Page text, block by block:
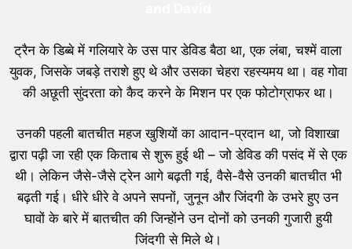
ट्रैन के डिब्बे में गलियारे के उस पार डेविड बैठा था, एक लंबा, चश्में वाला
युवक, जिसके जबड़े तराशे हुए थे और उसका चेहरा रहस्यमय था। वह गोवा
की अछूती सुंदरता को कैद करने के मिशन पर एक फोटोग्राफर था।
उनकी पहली बातचीत महज खुशियों का आदान-प्रदान था, जो विशाखा
द्वारा पढ़ी जा रही एक किताब से शुरू हुई थी – जो डेविड की पसंद में से एक
थी। लेकिन जैसे-जैसे ट्रेन आगे बढ़ती गई, वैसे-वैसे उनकी बातचीत भी
बढ़ती गई। धीरे धीरे वे अपने सपनों, जुनून और जिंदगी के उभरे हुए उन
घावों के बारे में बातचीत की जिन्होंने उन दोनों को उनकी गुजारी हुयी
जिंदगी से मिले थे।